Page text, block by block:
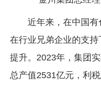
近年来，在中国有
在行业兄弟企业的支
提升。2023年，集团
总产值2531亿元，利